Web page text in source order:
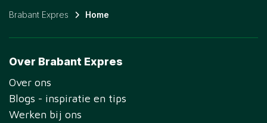
Brabant Expres Home
Over Brabant Expres
Over ons
Blogs - inspiratie en tips
Werken bij ons